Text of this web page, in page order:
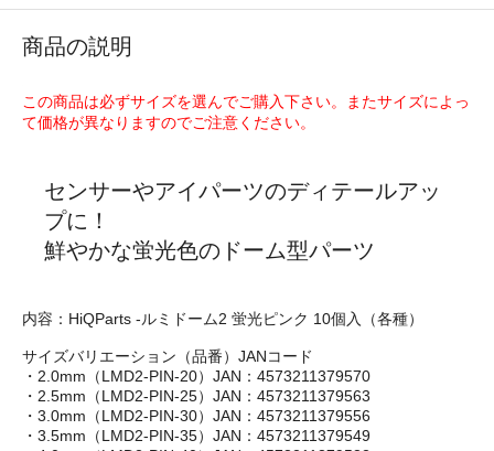
商品の説明
この商品は必ずサイズを選んでご購入下さい。またサイズによっ
て価格が異なりますのでご注意ください。
センサーやアイパーツのディテールアッ
プに！
鮮やかな蛍光色のドーム型パーツ
内容：HiQParts -ルミドーム2 蛍光ピンク 10個入（各種）
サイズバリエーション（品番）JANコード
・2.0mm（LMD2-PIN-20）JAN：4573211379570
・2.5mm（LMD2-PIN-25）JAN：4573211379563
・3.0mm（LMD2-PIN-30）JAN：4573211379556
・3.5mm（LMD2-PIN-35）JAN：4573211379549